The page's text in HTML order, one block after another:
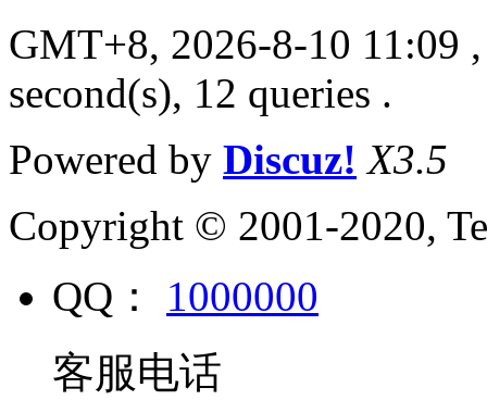
GMT+8, 2026-8-10 11:09
second(s), 12 queries .
Powered by Discuz! X3.5
Copyright © 2001-2020,
QQ： 1000000
客服电话